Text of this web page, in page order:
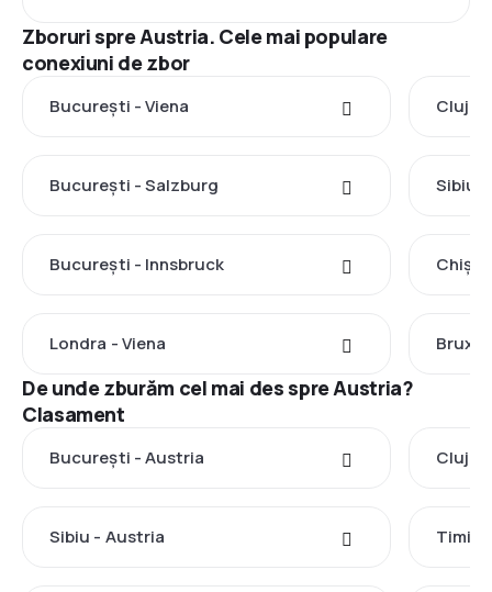
Zboruri spre Austria. Cele mai populare
conexiuni de zbor
București - Viena Cluj-
București - Salzburg Sibiu -
București - Innsbruck
Londra - Viena
De unde zburăm cel mai des spre Austria?
Clasament
București - Austria Cluj-
Sibiu - Austria